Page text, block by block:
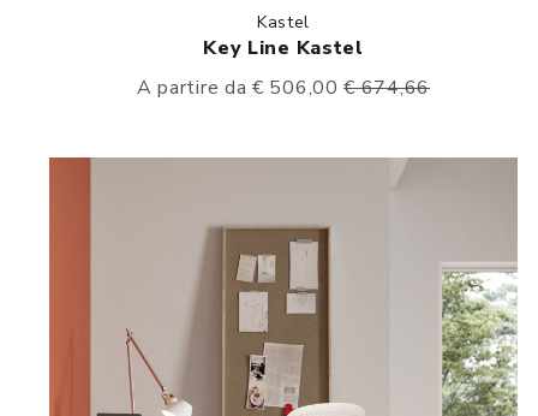
Kastel
Key Line Kastel
A partire da € 506,00€ 674,66